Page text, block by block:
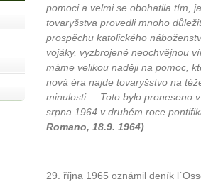
pomoci a velmi se obohatila tím,
tovaryšstva provedli mnoho
prospěchu katolického
vojáky, vyzbrojené neochvějnou
máme velikou naději na pomoc,
nová éra najde tovaryšstvo na
minulosti ... Toto bylo proneseno
srpna 1964 v druhém roce
Romano, 18.9. 1964)
29. října 1965 oznámil deník